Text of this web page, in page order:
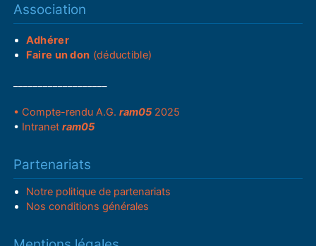
Association
Adhérer
Faire un don (déductible)
• Compte-rendu A.G.ram05 2025
• Intranetram05
Partenariats
Notre politique de partenariats
Nos conditions générales